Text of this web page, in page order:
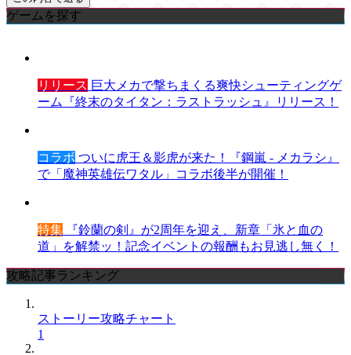
ゲームを探す
リリース 巨大メカで撃ちまくる爽快シューティングゲ
ーム『終末のタイタン：ラストラッシュ』リリース！
コラボ ついに虎王＆影虎が来た！『鋼嵐 - メカラシ』
で「魔神英雄伝ワタル」コラボ後半が開催！
特集 『鈴蘭の剣』が2周年を迎え、新章「氷と血の
道」を解禁ッ！記念イベントの報酬もお見逃し無く！
攻略記事ランキング
ストーリー攻略チャート
1